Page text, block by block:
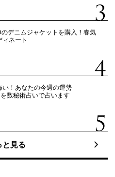
デニムジャケットを購入！春気
ネート
い！あなたの今週の運勢
数秘術占いで占います
と見る